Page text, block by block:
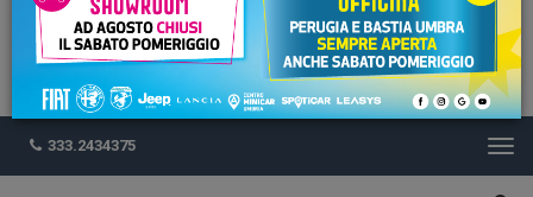
333.2434375